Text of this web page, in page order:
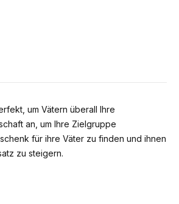
um Vätern überall Ihre
an, um Ihre Zielgruppe
für ihre Väter zu finden und ihnen
zu steigern.